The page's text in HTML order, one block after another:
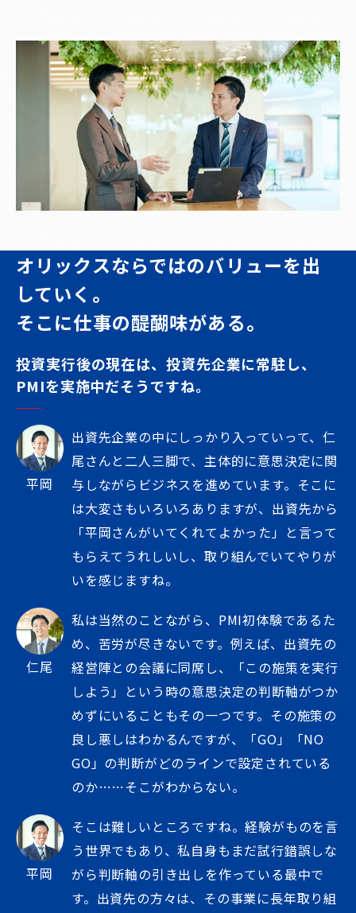
オリックスならではのバリューを出
していく。
そこに仕事の醍醐味がある。
投資実行後の現在は、投資先企業に常駐し、
PMIを実施中だそうですね。
平岡
出資先企業の中にしっかり入っていって、仁
尾さんと二人三脚で、主体的に意思決定に関
与しながらビジネスを進めています。そこに
は大変さもいろいろありますが、出資先から
「平岡さんがいてくれてよかった」と言って
もらえてうれしいし、取り組んでいてやりが
いを感じますね。
仁尾
私は当然のことながら、PMI初体験であるた
め、苦労が尽きないです。例えば、出資先の
経営陣との会議に同席し、「この施策を実行
しよう」という時の意思決定の判断軸がつか
めずにいることもその一つです。その施策の
良し悪しはわかるんですが、「GO」「NO
GO」の判断がどのラインで設定されている
のか……そこがわからない。
平岡
そこは難しいところですね。経験がものを言
う世界でもあり、私自身もまだ試行錯誤しな
がら判断軸の引き出しを作っている最中で
す。出資先の方々は、その事業に長年取り組